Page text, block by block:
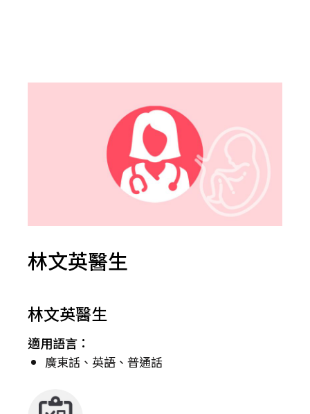
林文英醫生
林文英醫生
適用語言：
廣東話、英語、普通話